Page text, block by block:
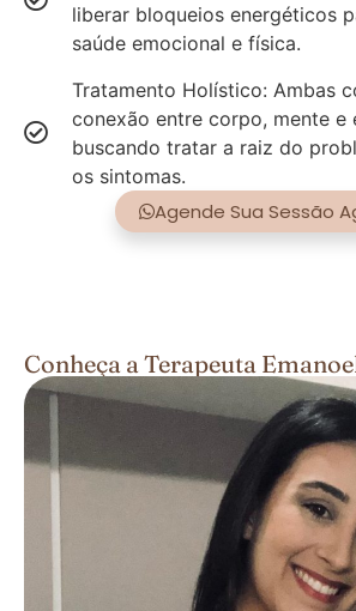
liberar bloqueios energéticos
saúde emocional e física.
Tratamento Holístico: Ambas
conexão entre corpo, mente e
buscando tratar a raiz do
os sintomas.
Agende Sua Sessão
Conheça a Terapeuta